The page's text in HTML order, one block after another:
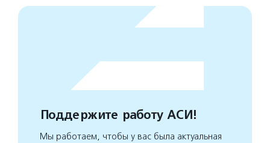
Поддержите работу АСИ!
Мы работаем, чтобы у вас была актуальная